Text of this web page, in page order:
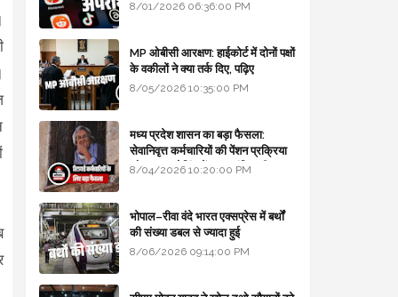
प्रावधान - free legal advice
8/01/2026 06:36:00 PM
MP ओबीसी आरक्षण: हाईकोर्ट में दोनों पक्षों
के वकीलों ने क्या तर्क दिए, पढ़िए
8/05/2026 10:35:00 PM
मध्य प्रदेश शासन का बड़ा फैसला:
सेवानिवृत्त कर्मचारियों की पेंशन प्रक्रिया
और बजट कोडिंग में हुए क्रांतिकारी
8/04/2026 10:20:00 PM
भोपाल–रीवा वंदे भारत एक्सप्रेस में बर्थों
की संख्या डबल से ज्यादा हुई
8/06/2026 09:14:00 PM